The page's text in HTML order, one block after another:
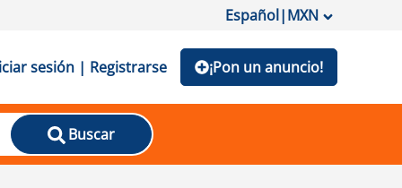
Español|MXN
sesión | Registrarse ¡Pon un anuncio!
Buscar